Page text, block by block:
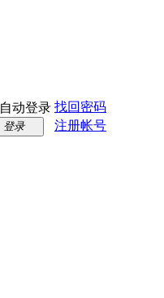
自动登录 找回密码
登录 注册帐号